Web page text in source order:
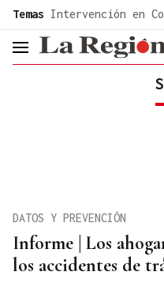
common.go-to-content
Temas Intervención en
header.menu.open
Informe | Los
los accidentes de
DATOS Y PREVENCIÓN